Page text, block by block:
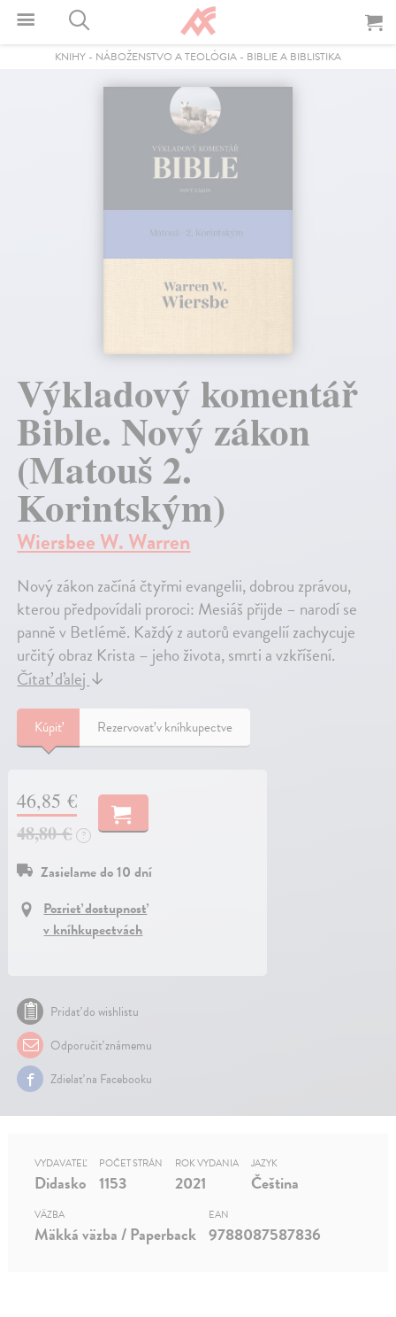
KNIHY - NÁBOŽENSTVO A TEOLÓGIA - BIBLIE A BIBLISTIKA
Výkladový komentář
Bible. Nový zákon
(Matouš 2.
Korintským)
Wiersbee W. Warren
Nový zákon začíná čtyřmi evangelii, dobrou zprávou,
kterou předpovídali proroci: Mesiáš přijde – narodí se
panně v Betlémě. Každý z autorů evangelií zachycuje
určitý obraz Krista – jeho života, smrti a vzkříšení.
Čítať ďalej ↓
Kúpiť Rezervovať v kníhkupectve
46,85 €
48,80 €
?
Zasielame do 10 dní
Pozrieť dostupnosť
v kníhkupectvách
Pridať do wishlistu
Odporučiť známemu
Zdielať na Facebooku
VYDAVATEĽ
Didasko
POČET STRÁN
1153
ROK VYDANIA
2021
JAZYK
Čeština
VÄZBA
Mäkká väzba / Paperback
EAN
9788087587836